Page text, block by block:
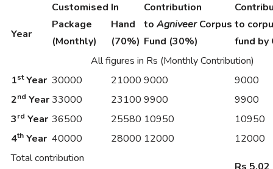
Year
Customised
Package
(Monthly)
In
Hand
(70%)
Contribution
to AgniveerCorpus
Fund (30%)
to
fund by
All figures in Rs (Monthly Contribution)
1stYear 30000 21000 9000
9000
2nd Year33000 23100 9900
9900
3rd Year 36500 25580 10950
10950
4th Year 40000 28000 12000
12000
Total contribution